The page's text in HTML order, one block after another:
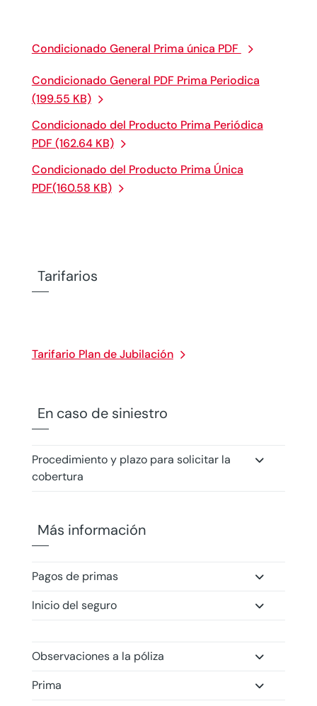
Condicionado General Prima única PDF
Condicionado General PDF Prima Periodica
(199.55 KB)
Condicionado del Producto Prima Periódica
PDF (162.64 KB)
Condicionado del Producto Prima Única
PDF(160.58 KB)
Tarifarios
Tarifario Plan de Jubilación
En caso de siniestro
Procedimiento y plazo para solicitar la
cobertura
Más información
Pagos de primas
Inicio del seguro
Observaciones a la póliza
Prima